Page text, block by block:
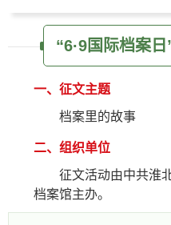
“6·9国际档案
一、征文主题
档案里的故事
二、组织单位
征文活动由中共淮
档案馆主办。